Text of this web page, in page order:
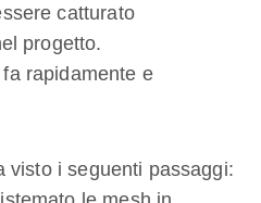
catturato
progetto.
rapidamente e
visto i seguenti passaggi: